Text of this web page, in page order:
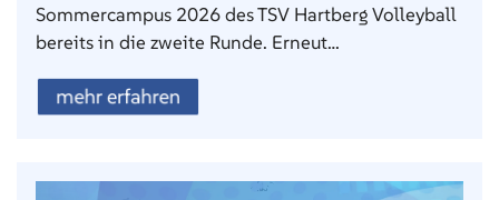
Sommercampus 2026 des TSV Hartberg Volleyball
bereits in die zweite Runde. Erneut…
mehr erfahren